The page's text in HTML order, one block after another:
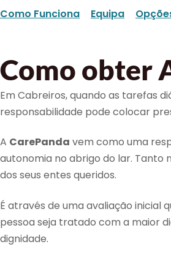
Como Funciona Equipa
Como obter
Em Cabreiros, quando as tarefas
responsabilidade pode colocar
A CarePanda vem como uma
autonomia no abrigo do lar. Tanto
dos seus entes queridos.
É através de uma avaliação inicial
pessoa seja tratado com a maior
dignidade.